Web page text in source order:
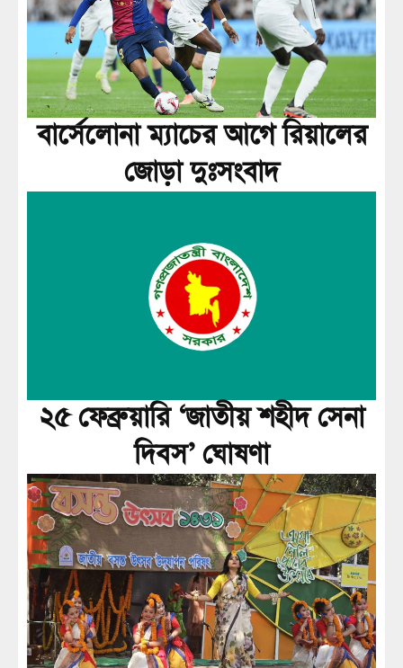
বার্সেলোনা ম্যাচের আগে রিয়ালের
জোড়া দুঃসংবাদ
২৫ ফেব্রুয়ারি ‘জাতীয় শহীদ সেনা
দিবস’ ঘোষণা